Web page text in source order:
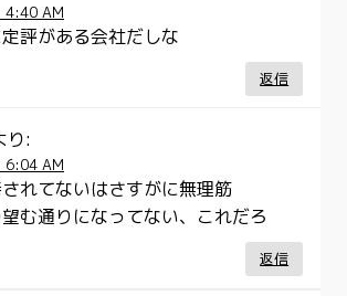
4:40 AM
評がある会社だしな
返信
り:
6:04 AM
れてないはさすがに無理筋
む通りになってない、これだろ
返信